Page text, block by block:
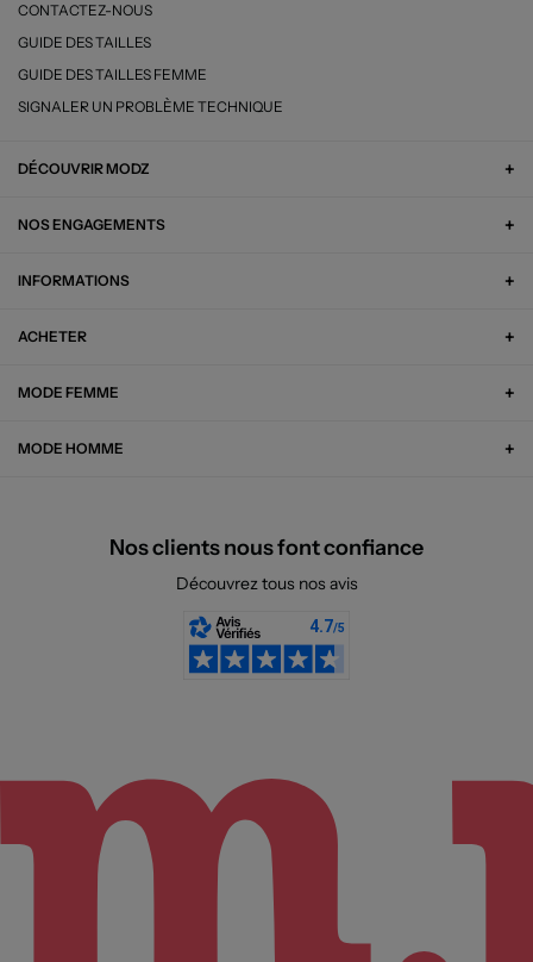
CONTACTEZ-NOUS
GUIDE DES TAILLES
GUIDE DES TAILLES FEMME
SIGNALER UN PROBLÈME TECHNIQUE
DÉCOUVRIR MODZ
NOS ENGAGEMENTS
INFORMATIONS
ACHETER
MODE FEMME
MODE HOMME
Nos clients nous font confiance
Découvrez tous nos avis